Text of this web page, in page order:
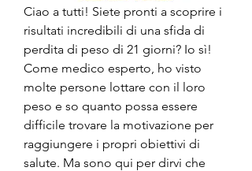
Ciao a tutti! Siete pronti a scoprire i
risultati incredibili di una sfida di
perdita di peso di 21 giorni? Io sì!
Come medico esperto, ho visto
molte persone lottare con il loro
peso e so quanto possa essere
difficile trovare la motivazione per
raggiungere i propri obiettivi di
salute. Ma sono qui per dirvi che